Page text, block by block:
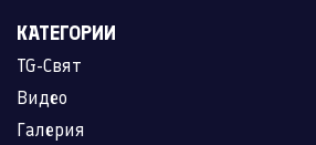
КАТЕГОРИИ
TG-Свят
Видео
Галерия